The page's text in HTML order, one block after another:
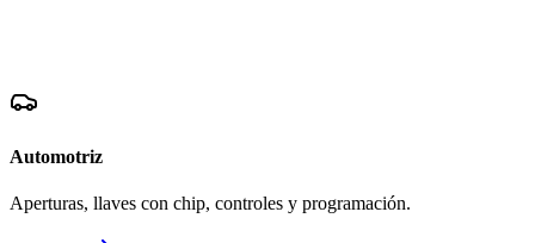
Automotriz
Aperturas, llaves con chip, controles y programación.